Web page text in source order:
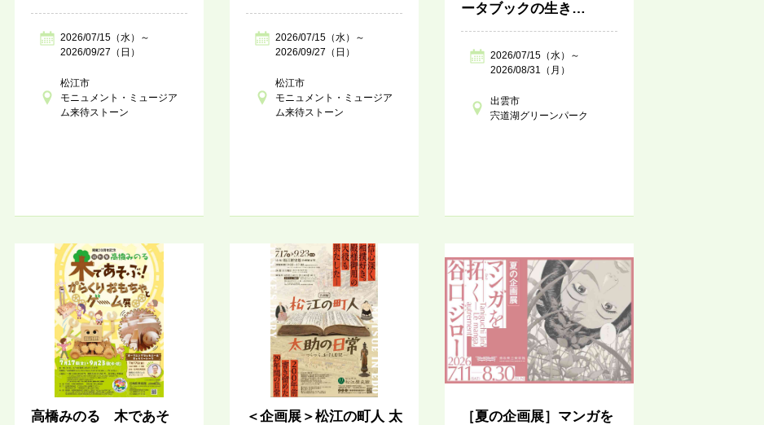
2026/07/15（水）～
2026/09/27（日）
松江市
モニュメント・ミュージア
ム来待ストーン
2026/07/15（水）～
2026/09/27（日）
松江市
モニュメント・ミュージア
ム来待ストーン
ータブックの生き…
2026/07/15（水）～
2026/08/31（月）
出雲市
宍道湖グリーンパーク
高橋みのる 木であそ
＜企画展＞松江の町人 太
［夏の企画展］マンガを